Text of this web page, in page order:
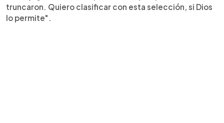
truncaron. Quiero clasificar con esta selección, si Dios
lo permite".